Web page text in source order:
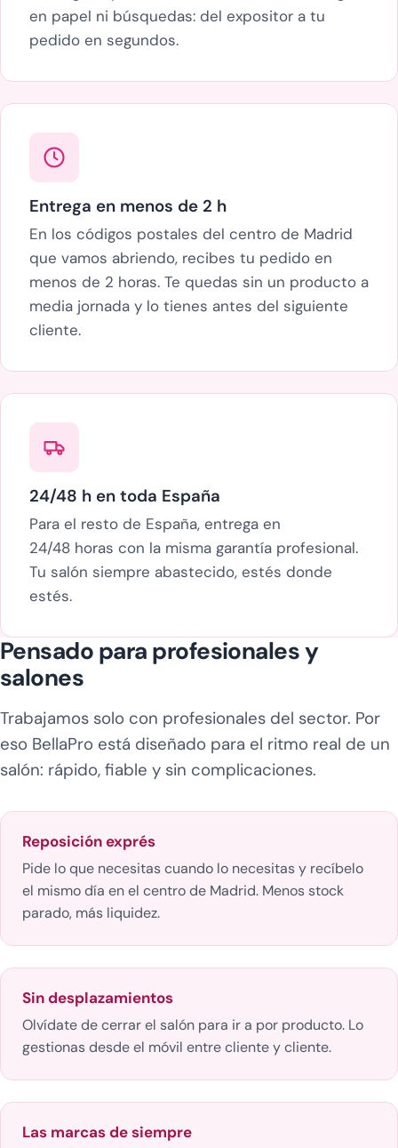
en papel ni búsquedas: del expositor a tu
pedido en segundos.
Entrega en menos de 2 h
En los códigos postales del centro de Madrid
que vamos abriendo, recibes tu pedido en
menos de 2 horas. Te quedas sin un producto a
media jornada y lo tienes antes del siguiente
cliente.
24/48 h en toda España
Para el resto de España, entrega en
24/48 horas con la misma garantía profesional.
Tu salón siempre abastecido, estés donde
estés.
Pensado para profesionales y
salones
Trabajamos solo con profesionales del sector. Por
eso BellaPro está diseñado para el ritmo real de un
salón: rápido, fiable y sin complicaciones.
Reposición exprés
Pide lo que necesitas cuando lo necesitas y recíbelo
el mismo día en el centro de Madrid. Menos stock
parado, más liquidez.
Sin desplazamientos
Olvídate de cerrar el salón para ir a por producto. Lo
gestionas desde el móvil entre cliente y cliente.
Las marcas de siempre